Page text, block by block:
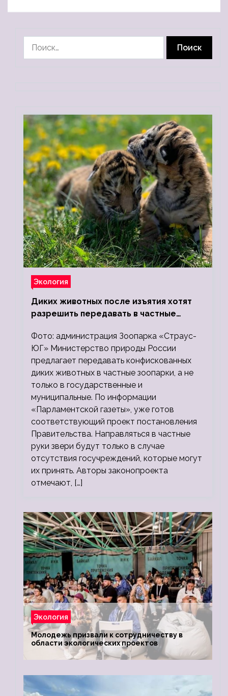
Экология
Диких животных после изъятия хотят
разрешить передавать в частные
Фото: администрация Зоопарка «Страус-
ЮГ» Министерство природы России
предлагает передавать конфискованных
диких животных в частные зоопарки, а не
только в государственные и
муниципальные. По информации
«Парламентской газеты», уже готов
соответствующий проект постановления
Правительства. Направляться в частные
руки звери будут только в случае
отсутствия госучреждений, которые могут
их принять. Авторы законопроекта
отмечают, […]
Экология
Молодежь призвали к сотрудничеству в
области экологических проектов